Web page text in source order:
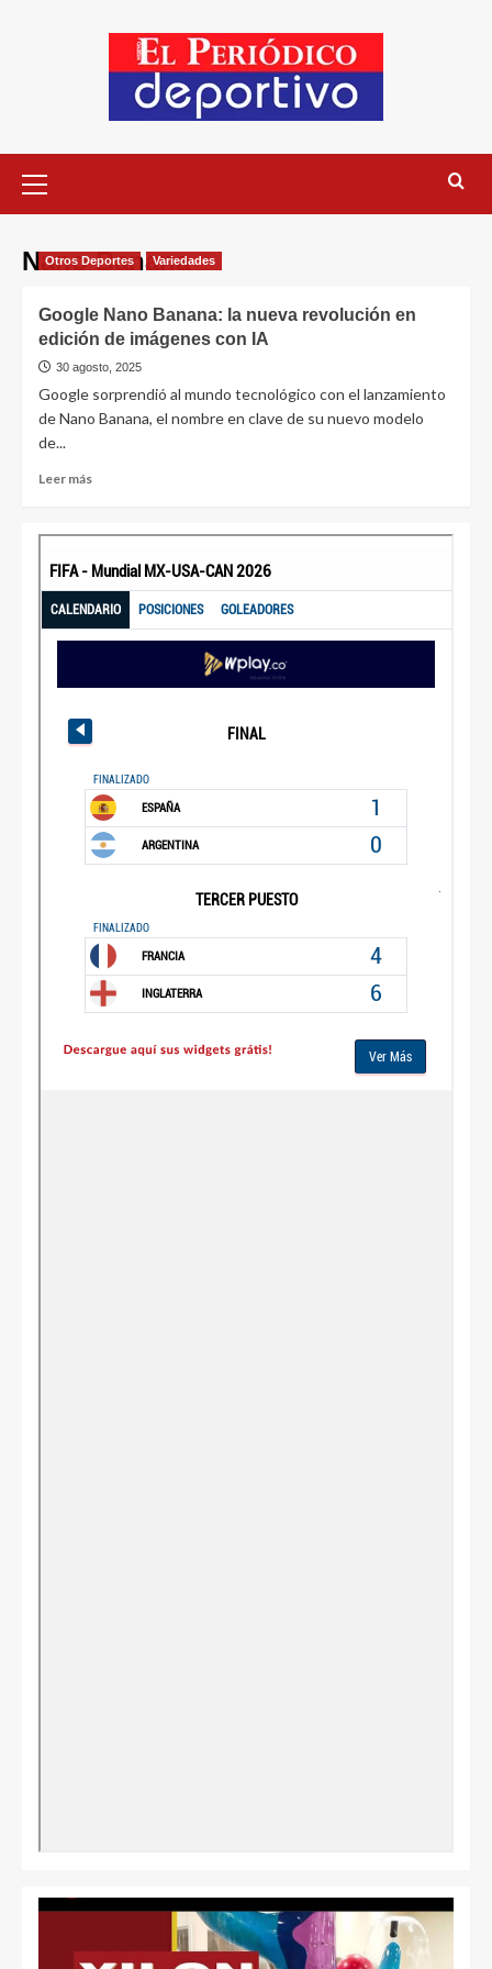
Nano Banana
Otros Deportes Variedades
Google Nano Banana: la nueva revolución en
edición de imágenes con IA
30 agosto, 2025
Google sorprendió al mundo tecnológico con el lanzamiento
de Nano Banana, el nombre en clave de su nuevo modelo
de...
Leer más